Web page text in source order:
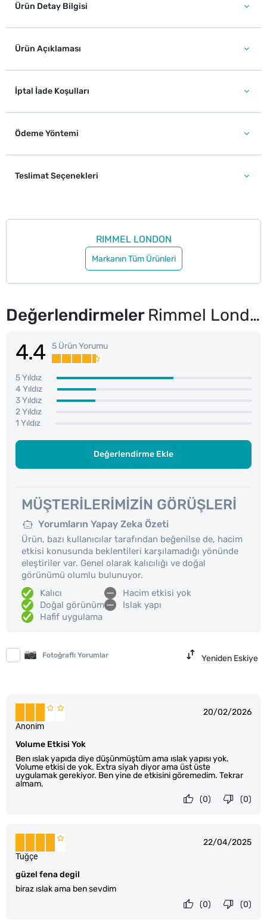
Ürün Detay Bilgisi
Ürün Açıklaması
İptal İade Koşulları
Ödeme Yöntemi
Teslimat Seçenekleri
RIMMEL LONDON
Markanın Tüm Ürünleri
Değerlendirmeler Rimmel London Wonder Volume Thrill Seeker Maskara Extra Black
4.4 5 Ürün Yorumu
5 Yıldız
4 Yıldız
3 Yıldız
2 Yıldız
1 Yıldız
Değerlendirme Ekle
MÜŞTERILERIMIZIN GÖRÜŞLERI
Yorumların Yapay Zeka Özeti
Ürün, bazı kullanıcılar tarafından beğenilse de, hacim
etkisi konusunda beklentileri karşılamadığı yönünde
eleştiriler var. Genel olarak kalıcılığı ve doğal
görünümü olumlu bulunuyor.
Kalıcı
Doğal görünüm
Hafif uygulama
Hacim etkisi yok
Islak yapı
Fotoğraflı Yorumlar Yeniden Eskiye
20/02/2026
Volume Etkisi Yok
Ben ıslak yapıda diye düşünmüştüm ama ıslak yapısı yok.
Volume etkisi de yok. Extra siyah diyor ama üst üste
uygulamak gerekiyor. Ben yine de etkisini göremedim. Tekrar
almam.
Anonim
(0)
(0)
22/04/2025
güzel fena degil
biraz ıslak ama ben sevdim
Tuğçe
(0)
(0)